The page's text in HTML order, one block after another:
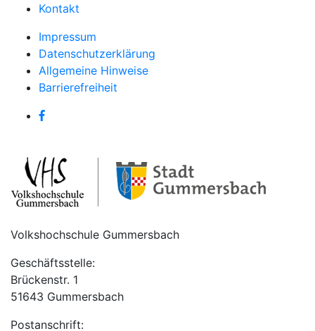
Kontakt
Impressum
Datenschutzerklärung
Allgemeine Hinweise
Barrierefreiheit
Volkshochschule Gummersbach
Geschäftsstelle:
Brückenstr. 1
51643 Gummersbach
Postanschrift: